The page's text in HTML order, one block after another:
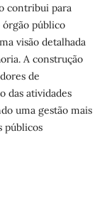
contribui para
órgão público
visão detalhada
A construção
de
das atividades
uma gestão mais
públicos